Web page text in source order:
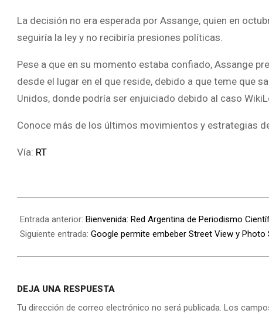
La decisión no era esperada por Assange, quien en
seguiría la ley y no recibiría presiones políticas.
Pese a que en su momento estaba confiado, Assange
desde el lugar en el que reside, debido a que teme que
Unidos, donde podría ser enjuiciado debido al caso
Conoce más de los últimos movimientos y estrategias
Vía: RT
Entrada anterior: Bienvenida: Red Argentina de Periodismo
Siguiente entrada: Google permite embeber Street View y Photo
DEJA UNA RESPUESTA
Tu dirección de correo electrónico no será publicada. Los